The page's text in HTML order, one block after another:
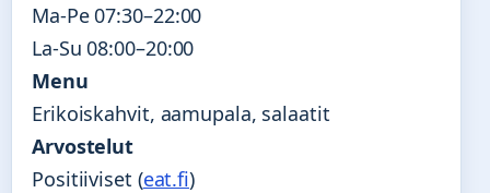
Ma-Pe 07:30–22:00
La-Su 08:00–20:00
Menu
Erikoiskahvit, aamupala, salaatit
Arvostelut
Positiiviset (eat.fi)